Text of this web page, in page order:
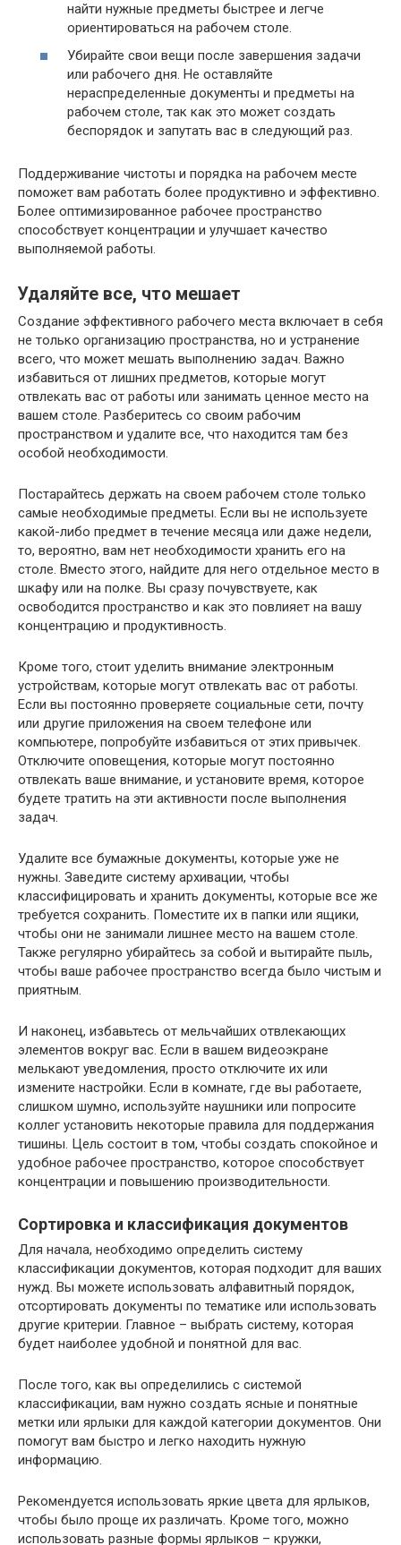
найти нужные предметы быстрее и легче
ориентироваться на рабочем столе.
Убирайте свои вещи после завершения задачи
или рабочего дня. Не оставляйте
нераспределенные документы и предметы на
рабочем столе, так как это может создать
беспорядок и запутать вас в следующий раз.
Поддерживание чистоты и порядка на рабочем месте
поможет вам работать более продуктивно и эффективно.
Более оптимизированное рабочее пространство
способствует концентрации и улучшает качество
выполняемой работы.
Удаляйте все, что мешает
Создание эффективного рабочего места включает в себя
не только организацию пространства, но и устранение
всего, что может мешать выполнению задач. Важно
избавиться от лишних предметов, которые могут
отвлекать вас от работы или занимать ценное место на
вашем столе. Разберитесь со своим рабочим
пространством и удалите все, что находится там без
особой необходимости.
Постарайтесь держать на своем рабочем столе только
самые необходимые предметы. Если вы не используете
какой-либо предмет в течение месяца или даже недели,
то, вероятно, вам нет необходимости хранить его на
столе. Вместо этого, найдите для него отдельное место в
шкафу или на полке. Вы сразу почувствуете, как
освободится пространство и как это повлияет на вашу
концентрацию и продуктивность.
Кроме того, стоит уделить внимание электронным
устройствам, которые могут отвлекать вас от работы.
Если вы постоянно проверяете социальные сети, почту
или другие приложения на своем телефоне или
компьютере, попробуйте избавиться от этих привычек.
Отключите оповещения, которые могут постоянно
отвлекать ваше внимание, и установите время, которое
будете тратить на эти активности после выполнения
задач.
Удалите все бумажные документы, которые уже не
нужны. Заведите систему архивации, чтобы
классифицировать и хранить документы, которые все же
требуется сохранить. Поместите их в папки или ящики,
чтобы они не занимали лишнее место на вашем столе.
Также регулярно убирайтесь за собой и вытирайте пыль,
чтобы ваше рабочее пространство всегда было чистым и
приятным.
И наконец, избавьтесь от мельчайших отвлекающих
элементов вокруг вас. Если в вашем видеоэкране
мелькают уведомления, просто отключите их или
измените настройки. Если в комнате, где вы работаете,
слишком шумно, используйте наушники или попросите
коллег установить некоторые правила для поддержания
тишины. Цель состоит в том, чтобы создать спокойное и
удобное рабочее пространство, которое способствует
концентрации и повышению производительности.
Сортировка и классификация документов
Для начала, необходимо определить систему
классификации документов, которая подходит для ваших
нужд. Вы можете использовать алфавитный порядок,
отсортировать документы по тематике или использовать
другие критерии. Главное – выбрать систему, которая
будет наиболее удобной и понятной для вас.
После того, как вы определились с системой
классификации, вам нужно создать ясные и понятные
метки или ярлыки для каждой категории документов. Они
помогут вам быстро и легко находить нужную
информацию.
Рекомендуется использовать яркие цвета для ярлыков,
чтобы было проще их различать. Кроме того, можно
использовать разные формы ярлыков – кружки,